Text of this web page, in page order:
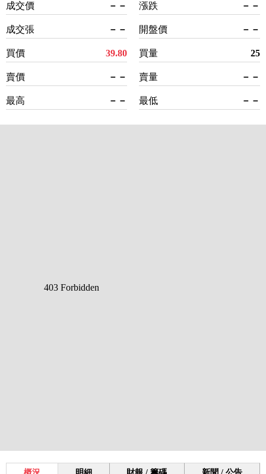
成交價 －－
成交張 －－
買價 39.80
賣價 －－
最高 －－
漲跌 －－
開盤價 －－
買量 25
賣量 －－
最低 －－